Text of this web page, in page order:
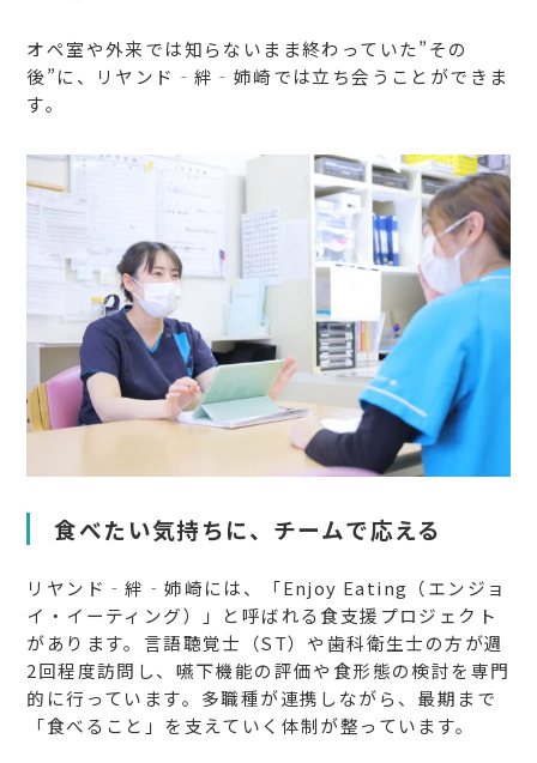
オペ室や外来では知らないまま終わっていた”その
後”に、リヤンド‐絆‐姉崎では立ち会うことができま
す。
食べたい気持ちに、チームで応える
リヤンド‐絆‐姉崎には、「Enjoy Eating（エンジョ
イ・イーティング）」と呼ばれる食支援プロジェクト
があります。言語聴覚士（ST）や歯科衛生士の方が週
2回程度訪問し、嚥下機能の評価や食形態の検討を専門
的に行っています。多職種が連携しながら、最期まで
「食べること」を支えていく体制が整っています。